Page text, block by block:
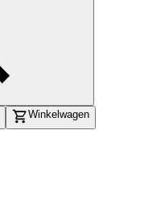
Winkelwagen